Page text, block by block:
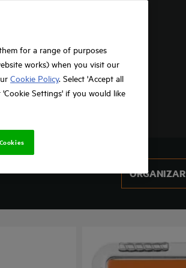
ORGANIZAR
for a range of purposes
works) when you visit our
Cookie Policy. Select 'Accept all
Settings' if you would like